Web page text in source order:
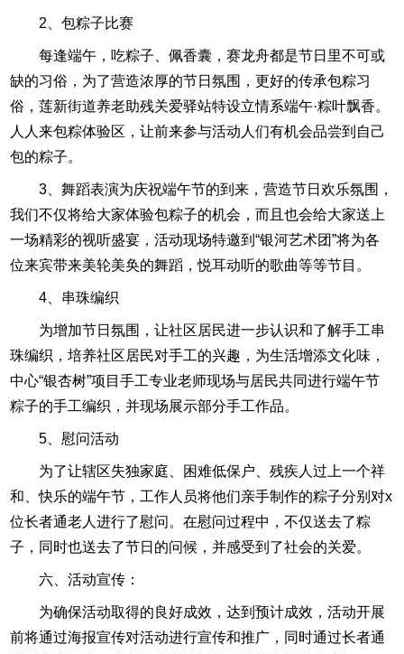
2、包粽子比赛
每逢端午，吃粽子、佩香囊，赛龙舟都是节日里不可或
缺的习俗，为了营造浓厚的节日氛围，更好的传承包粽习
俗，莲新街道养老助残关爱驿站特设立情系端午·粽叶飘香。
人人来包粽体验区，让前来参与活动人们有机会品尝到自己
包的粽子。
3、舞蹈表演为庆祝端午节的到来，营造节日欢乐氛围，
我们不仅将给大家体验包粽子的机会，而且也会给大家送上
一场精彩的视听盛宴，活动现场特邀到“银河艺术团”将为各
位来宾带来美轮美奂的舞蹈，悦耳动听的歌曲等等节目。
4、串珠编织
为增加节日氛围，让社区居民进一步认识和了解手工串
珠编织，培养社区居民对手工的兴趣，为生活增添文化味，
中心“银杏树”项目手工专业老师现场与居民共同进行端午节
粽子的手工编织，并现场展示部分手工作品。
5、慰问活动
为了让辖区失独家庭、困难低保户、残疾人过上一个祥
和、快乐的端午节，工作人员将他们亲手制作的粽子分别对x
位长者通老人进行了慰问。在慰问过程中，不仅送去了粽
子，同时也送去了节日的问候，并感受到了社会的关爱。
六、活动宣传：
为确保活动取得的良好成效，达到预计成效，活动开展
前将通过海报宣传对活动进行宣传和推广，同时通过长者通